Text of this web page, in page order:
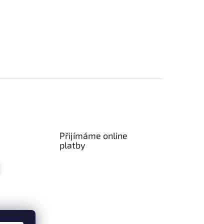
Přijímáme online
platby